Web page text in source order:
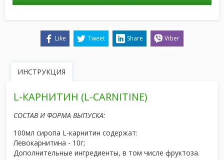
Like Tweet Share Viber
ИНСТРУКЦИЯ
L-КАРНИТИН (L-CARNITINE)
СОСТАВ И ФОРМА ВЫПУСКА:
100мл сиропа L-карнитин содержат:
Левокарнитина - 10г;
Дополнительные ингредиенты, в том числе фруктоза.